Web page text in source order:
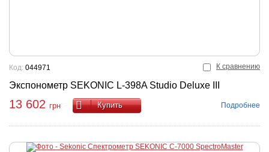
К сравнению
Экспонометр SEKONIC L-398A Studio Deluxe III
Код: 044971
13 602 грн Купить Подробнее